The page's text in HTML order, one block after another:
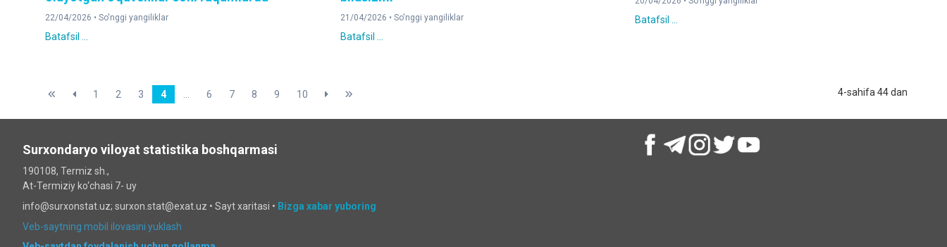
22/04/2026 • So'nggi yangiliklar
Batafsil ...
21/04/2026 • So'nggi yangiliklar
Batafsil ...
Batafsil ...
4-sahifa 44 dan
1 2 3 4 6 7 8 9 10
Surxondaryo viloyat statistika boshqarmasi
190108, Termiz sh.,
At-Termiziy ko‘chasi 7- uy
info@surxonstat.uz; surxon.stat@exat.uz • Sayt xaritasi • Bizga xabar yuboring
Veb-saytning mobil ilovasini yuklash